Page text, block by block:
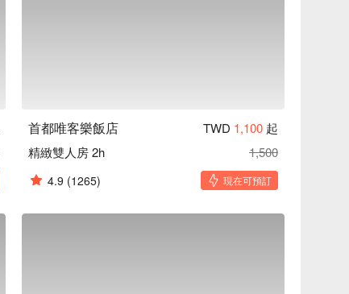
首都唯客樂飯店 TWD 1,100 起
精緻雙人房 2h
1,500
4.9 (1265) 現在可預訂